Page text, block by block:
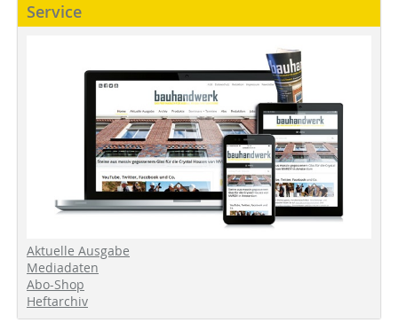
Service
Aktuelle Ausgabe
Mediadaten
Abo-Shop
Heftarchiv